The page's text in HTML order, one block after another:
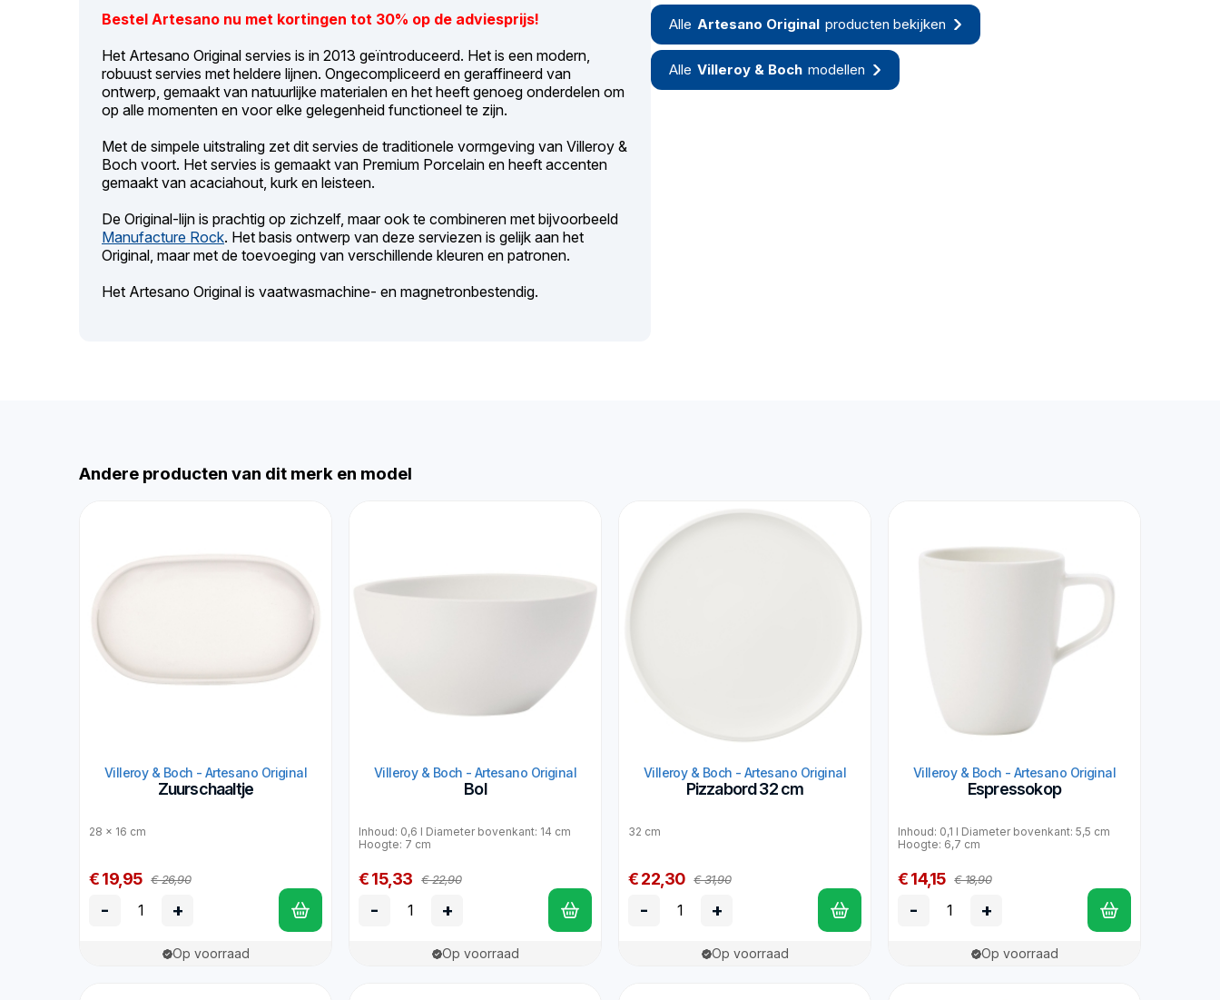
Bestel Artesano nu met kortingen tot 30% op de adviesprijs!
Het Artesano Original servies is in 2013 geïntroduceerd. Het is een modern,
robuust servies met heldere lijnen. Ongecompliceerd en geraffineerd van
ontwerp, gemaakt van natuurlijke materialen en het heeft genoeg onderdelen om
op alle momenten en voor elke gelegenheid functioneel te zijn.
Met de simpele uitstraling zet dit servies de traditionele vormgeving van Villeroy &
Boch voort. Het servies is gemaakt van Premium Porcelain en heeft accenten
gemaakt van acaciahout, kurk en leisteen.
De Original-lijn is prachtig op zichzelf, maar ook te combineren met bijvoorbeeld
Manufacture Rock. Het basis ontwerp van deze serviezen is gelijk aan het
Original, maar met de toevoeging van verschillende kleuren en patronen.
Het Artesano Original is vaatwasmachine- en magnetronbestendig.
Alle Artesano Original producten bekijken
Alle Villeroy & Boch modellen
Andere producten van dit merk en model
Villeroy & Boch - Artesano Original
Zuurschaaltje
28 x 16 cm
€ 19,95 € 26,90
- +
Op voorraad
Villeroy & Boch - Artesano Original
Bol
Inhoud: 0,6 l Diameter bovenkant: 14 cm
Hoogte: 7 cm
€ 15,33 € 22,90
- +
Op voorraad
Villeroy & Boch - Artesano Original
Pizzabord 32 cm
32 cm
€ 22,30 € 31,90
- +
Op voorraad
Villeroy & Boch - Artesano Original
Espressokop
Inhoud: 0,1 l Diameter bovenkant: 5,5 cm
Hoogte: 6,7 cm
€ 14,15 € 18,90
- +
Op voorraad